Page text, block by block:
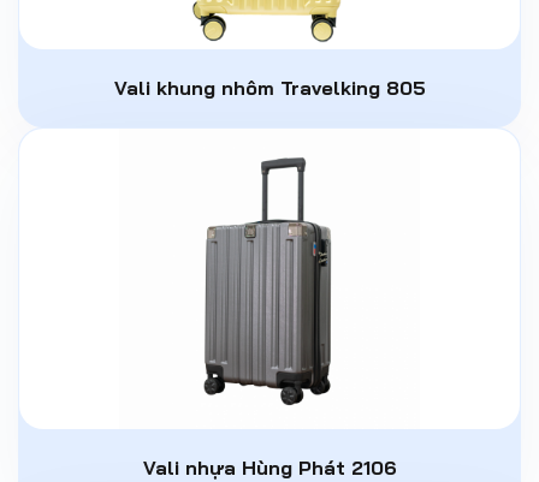
Vali khung nhôm Travelking 805
Vali nhựa Hùng Phát 2106